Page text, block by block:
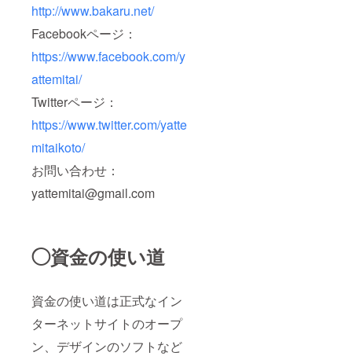
http://www.bakaru.net/
Facebookページ：
https://www.facebook.com/y
attemitai/
Twitterページ：
https://www.twitter.com/yatte
mitaikoto/
お問い合わせ：
yattemitai@gmail.com
◯資金の使い道
資金の使い道は正式なイン
ターネットサイトのオープ
ン、デザインのソフトなど